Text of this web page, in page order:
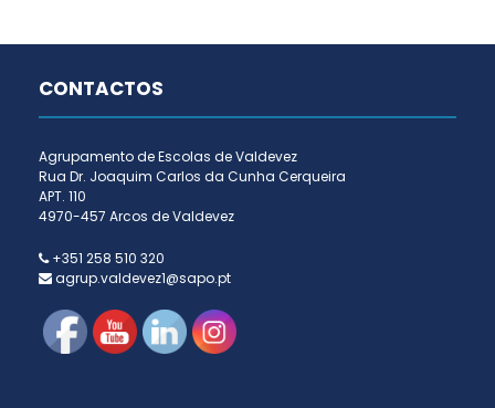
CONTACTOS
Agrupamento de Escolas de Valdevez
Rua Dr. Joaquim Carlos da Cunha Cerqueira
APT. 110
4970-457 Arcos de Valdevez
+351 258 510 320
agrup.valdevez1@sapo.pt